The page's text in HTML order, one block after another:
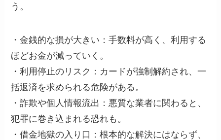
う。
・金銭的な損が大きい：手数料が高く、利用する
ほどお金が減っていく。
・利用停止のリスク：カードが強制解約され、一
括返済を求められる危険がある。
・詐欺や個人情報流出：悪質な業者に関わると、
犯罪に巻き込まれる恐れも。
・借金地獄の入り口：根本的な解決にはならず、